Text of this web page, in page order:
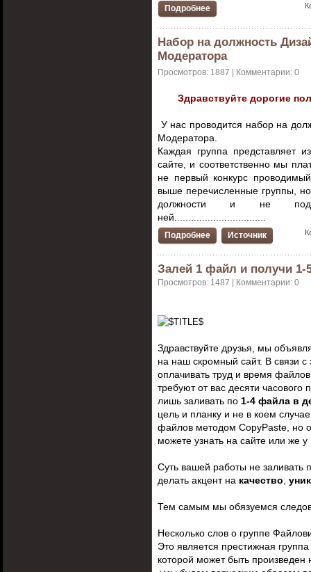
Подробнее
Набор на должность
Модератора
Просмотров: 1887 | Комментарии: 0
Здравствуйте дорогие
У нас проводится набор на
Модератора.
Каждая группа представляет
сайте, и соответственно мы
не первый конкурс
выше перечисленные группы,
должности и не
ней.................................
Подробнее Источник
Залей 1 файл и получи 1-
Просмотров: 1487 | Комментарии: 0
Здравствуйте друзья, мы
на наш скромный сайт. В связи
оплачивать труд и время
требуют от вас десяти часового
лишь заливать по 1-4 файла в
цель и планку и не в коем
файлов методом CopyPaste, но
можете узнать на сайте или же
Суть вашей работы не
делать акцент на качество
Тем самым мы обязуемся
Несколько слов о группе
Это является престижная
которой может быть